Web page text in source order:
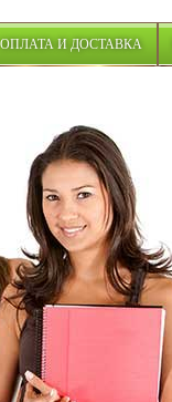
ОПЛАТА И ДОСТАВКА